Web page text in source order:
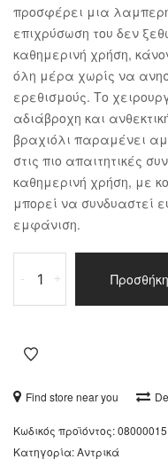
προσφέρει μια
επιχρύσωση του δεν
καθημερινή χρήση,
όλη μέρα χωρίς να
ερεθισμούς. Το
αδιάβροχη και
βραχιόλι παραμένει
στις πιο απαιτητικές
καθημερινή χρήση, με
μπορεί να συνδυαστεί
εμφάνιση.
-Ατσάλι
ποσότητα
+
Find store near you
Κωδικός προϊόντος:08000015
Κατηγορία:Αντρικά